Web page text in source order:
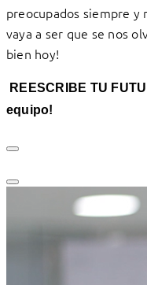
preocupados siempre y
vaya a ser que se nos
bien hoy!
REESCRIBE TU
equipo!